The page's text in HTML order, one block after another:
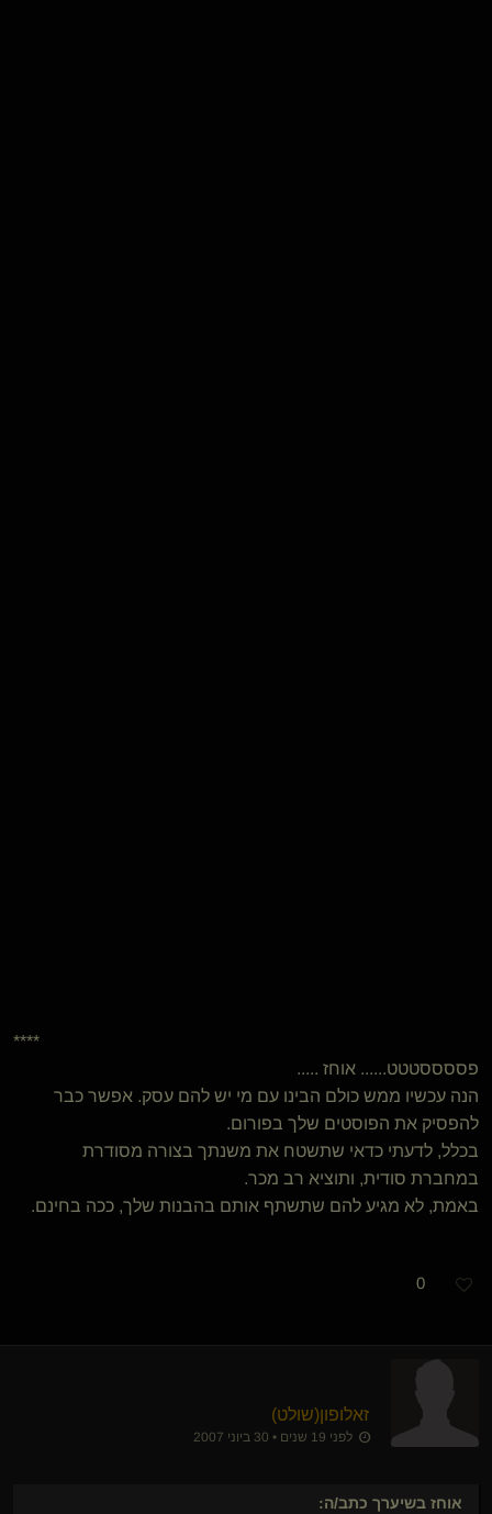
****
פססססטטט...... אוחז .....
הנה עכשיו ממש כולם הבינו עם מי יש להם עסק. אפשר כבר
להפסיק את הפוסטים שלך בפורום.
בכלל, לדעתי כדאי שתשטח את משנתך בצורה מסודרת
במחברת סודית, ותוציא רב מכר.
באמת, לא מגיע להם שתשתף אותם בהבנות שלך, ככה בחינם.
0
זאלופון​(שולט)
לפני 19 שנים • 30 ביוני 2007
אוחז בשיערך כתב/ה: